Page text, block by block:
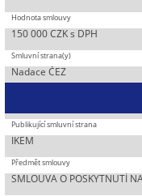
150 000 CZK s DPH
Nadace ČEZ
IKEM
SMLOUVA O POSKYTNUTÍ